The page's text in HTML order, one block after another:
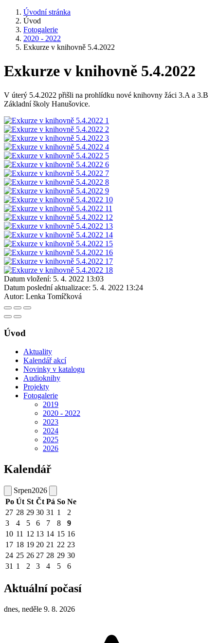
Úvodní stránka
Úvod
Fotogalerie
2020 - 2022
Exkurze v knihovně 5.4.2022
Exkurze v knihovně 5.4.2022
V úterý 5.4.2022 přišli na prohlídku nové knihovny žáci 3.A a 3.B
Základní školy Hanušovice.
Datum vložení: 5. 4. 2022 13:03
Datum poslední aktualizace: 5. 4. 2022 13:24
Autor: Lenka Tomíčková
Úvod
Aktuality
Kalendář akcí
Novinky v katalogu
Audioknihy
Projekty
Fotogalerie
2019
2020 - 2022
2023
2024
2025
2026
Kalendář
Srpen2026
Po Út St Čt Pá So Ne
27 28 29 30 31 1
2
3
4 5 6 7 8
9
10 11 12 13 14 15 16
17 18 19 20 21 22 23
24 25 26 27 28 29 30
31 1 2 3 4 5 6
Aktuální počasí
dnes, neděle 9. 8. 2026